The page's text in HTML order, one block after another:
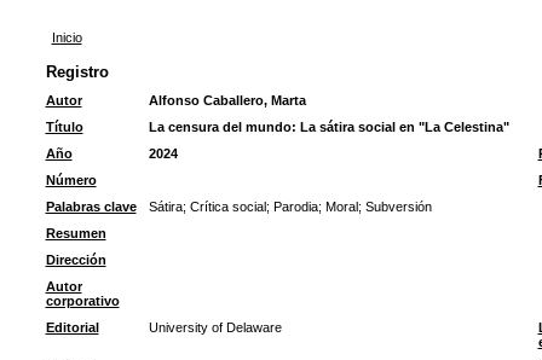
Inicio
Registro
Autor
Alfonso Caballero, Marta
Título
La censura del mundo: La sátira social en "La Celestina"
Año
2024
Número
Palabras clave
Sátira; Crítica social; Parodia; Moral; Subversión
Resumen
Dirección
Autor
corporativo
Editorial
University of Delaware